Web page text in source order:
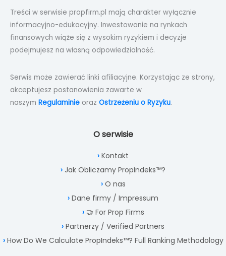
Treści w serwisie propfirm.pl mają charakter wyłącznie
informacyjno-edukacyjny. Inwestowanie na rynkach
finansowych wiąże się z wysokim ryzykiem i decyzje
podejmujesz na własną odpowiedzialność.
Serwis może zawierać linki afiliacyjne. Korzystając ze strony,
akceptujesz postanowienia zawarte w
naszym Regulaminie oraz Ostrzeżeniu o Ryzyku.
O serwisie
Kontakt
Jak Obliczamy PropIndeks™?
O nas
Dane firmy / Impressum
🤝 For Prop Firms
Partnerzy / Verified Partners
How Do We Calculate PropIndeks™? Full Ranking Methodology